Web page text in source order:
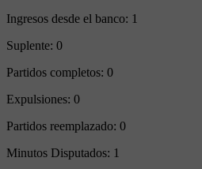
Ingresos desde el banco: 1
Suplente: 0
Partidos completos: 0
Expulsiones: 0
Partidos reemplazado: 0
Minutos Disputados: 1